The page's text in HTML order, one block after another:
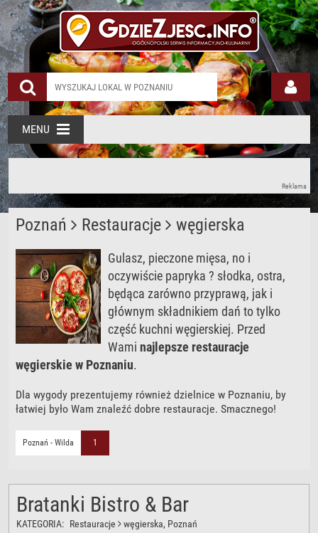
MENU
Reklama
Poznań Restauracje węgierska
Gulasz, pieczone mięsa, no i
oczywiście papryka ? słodka, ostra,
będąca zarówno przyprawą, jak i
głównym składnikiem dań to tylko
część kuchni węgierskiej. Przed
Waminajlepsze restauracje
węgierskie w Poznaniu.
Dla wygody prezentujemy również dzielnice w Poznaniu, by
łatwiej było Wam znaleźć dobre restauracje. Smacznego!
Poznań - Wilda 1
Bratanki Bistro & Bar
KATEGORIA: Restauracje węgierska, Poznań